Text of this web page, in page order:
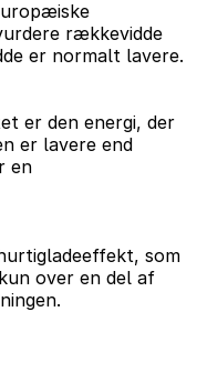
rækkevidde
er normalt lavere.
er den energi, der
er lavere end
en
som
over en del af